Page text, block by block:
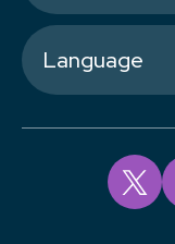
Language